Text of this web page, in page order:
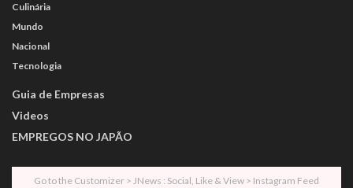
Culinária
Mundo
Nacional
Tecnologia
Guia de Empresas
Videos
EMPREGOS NO JAPÃO
Go to the Customizer > JNews : Social, Like & View > Instagram Feed